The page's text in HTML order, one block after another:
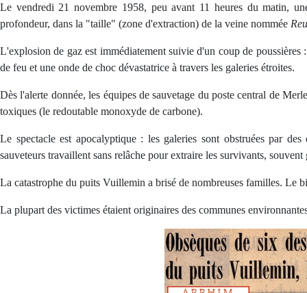
Le vendredi 21 novembre 1958, peu avant 11 heures du matin,
profondeur, dans la "taille" (zone d'extraction) de la veine nommée
L'explosion de gaz est immédiatement suivie d'un coup de
de feu et une onde de choc dévastatrice à travers les galeries étroites.
Dès l'alerte donnée, les équipes de sauvetage du poste central de
toxiques (le redoutable monoxyde de carbone).
Le spectacle est apocalyptique : les galeries sont obstruées par
sauveteurs travaillent sans relâche pour extraire les survivants,
La catastrophe du puits Vuillemin a brisé de nombreuses familles. Le
La plupart des victimes étaient originaires des communes